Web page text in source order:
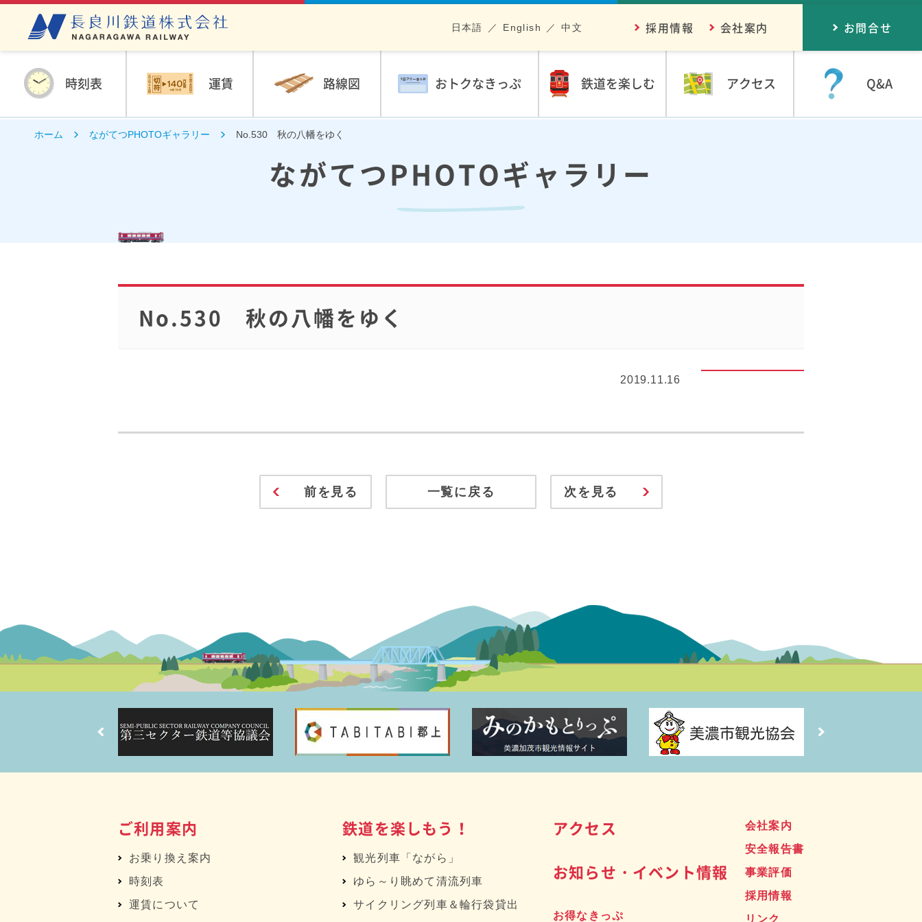
時刻表 運賃 路線図 おトクなきっぷ 鉄道を楽しむ アクセス Q&A
採用情報 会社案内
日本語 English 中文 お問合せ
ホーム ながてつPHOTOギャラリー No.530 秋の八幡をゆく
ながてつPHOTOギャラリー
No.530 秋の八幡をゆく
2019.11.16
前を見る 一覧に戻る 次を見る
ご利用案内
お乗り換え案内
時刻表
運賃について
鉄道を楽しもう！
観光列車「ながら」
ゆら～り眺めて清流列車
サイクリング列車＆輪行袋貸出
アクセス
お知らせ・イベント情報
お得なきっぷ
会社案内
安全報告書
事業評価
採用情報
リンク